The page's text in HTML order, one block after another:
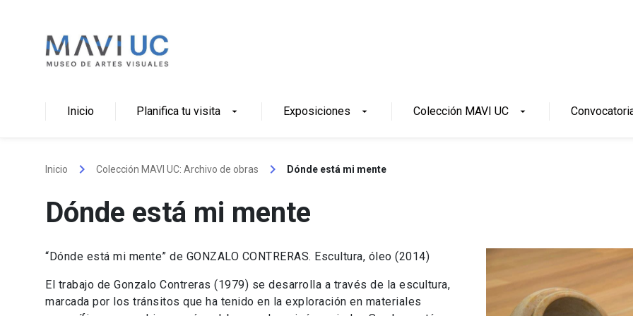
Inicio Planifica tu visita arrow_drop_down Exposiciones arrow_drop_down Colección MAVI UC arrow_drop_down
Inicio keyboard_arrow_right Colección MAVI UC: Archivo de obras keyboard_arrow_right Dónde está mi mente
Dónde está mi mente
“Dónde está mi mente” de GONZALO CONTRERAS. Escultura, óleo (2014)
El trabajo de Gonzalo Contreras (1979) se desarrolla a través de la escultura,
marcada por los tránsitos que ha tenido en la exploración en materiales